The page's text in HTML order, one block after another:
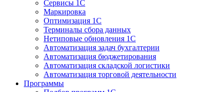
Сервисы 1С
Маркировка
Оптимизация 1С
Терминалы сбора данных
Нетиповые обновления 1С
Автоматизация задач бухгалтерии
Автоматизация бюджетирования
Автоматизация складской логистики
Автоматизация торговой деятельности
Программы